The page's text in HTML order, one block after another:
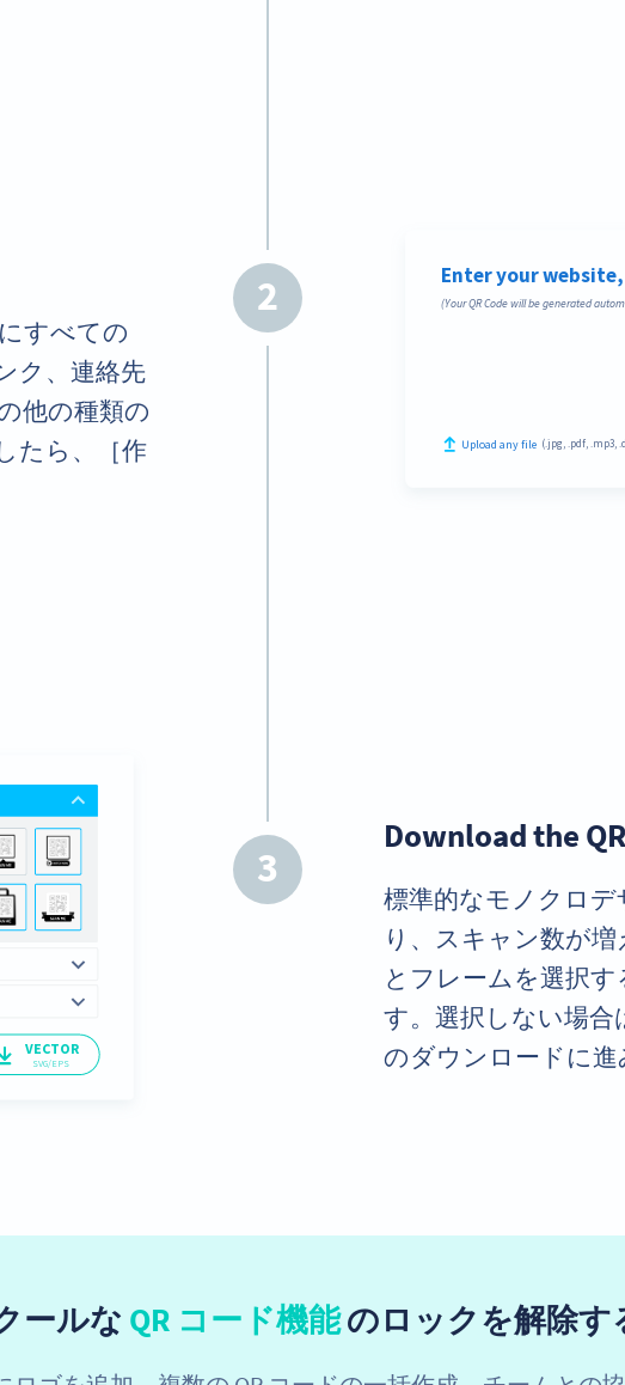
2
3
すべての
ク、連絡先
他の種類の
たら、［作
Download the
標準的なモノクロ
り、スキャン数が
とフレームを選択
す。選択しない場合
のダウンロードに進
ールな QR コード機能のロックを解除す